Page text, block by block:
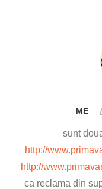
ME
sunt
http://
http://
ca reclama din